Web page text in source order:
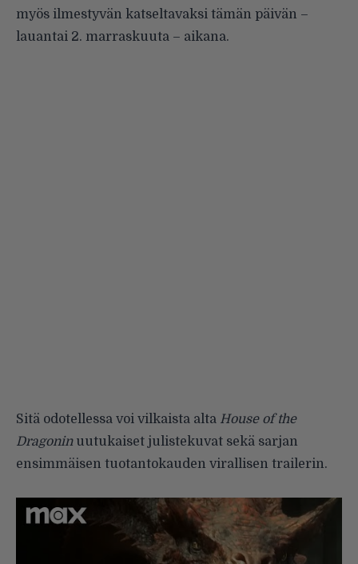
myös ilmestyvän katseltavaksi tämän päivän –
lauantai 2. marraskuuta – aikana.
Sitä odotellessa voi vilkaista alta House of the
Dragoninuutukaiset julistekuvat sekä sarjan
ensimmäisen tuotantokauden virallisen trailerin.